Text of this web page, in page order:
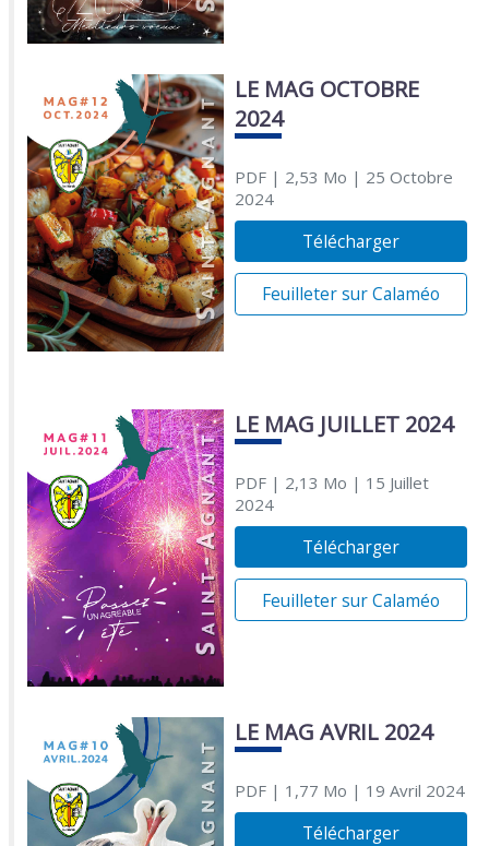
LE MAG OCTOBRE
2024
PDF| 2,53 Mo | 25 Octobre
2024
Télécharger
Feuilleter sur Calaméo
LE MAG JUILLET 2024
PDF| 2,13 Mo | 15 Juillet
2024
Télécharger
Feuilleter sur Calaméo
LE MAG AVRIL 2024
PDF| 1,77 Mo | 19 Avril 2024
Télécharger